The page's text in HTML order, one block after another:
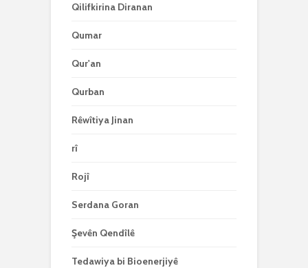
Qilifkirina Diranan
Qumar
Qur'an
Qurban
Rêwîtiya Jinan
rî
Rojî
Serdana Goran
Şevên Qendîlê
Tedawiya bi Bioenerjiyê